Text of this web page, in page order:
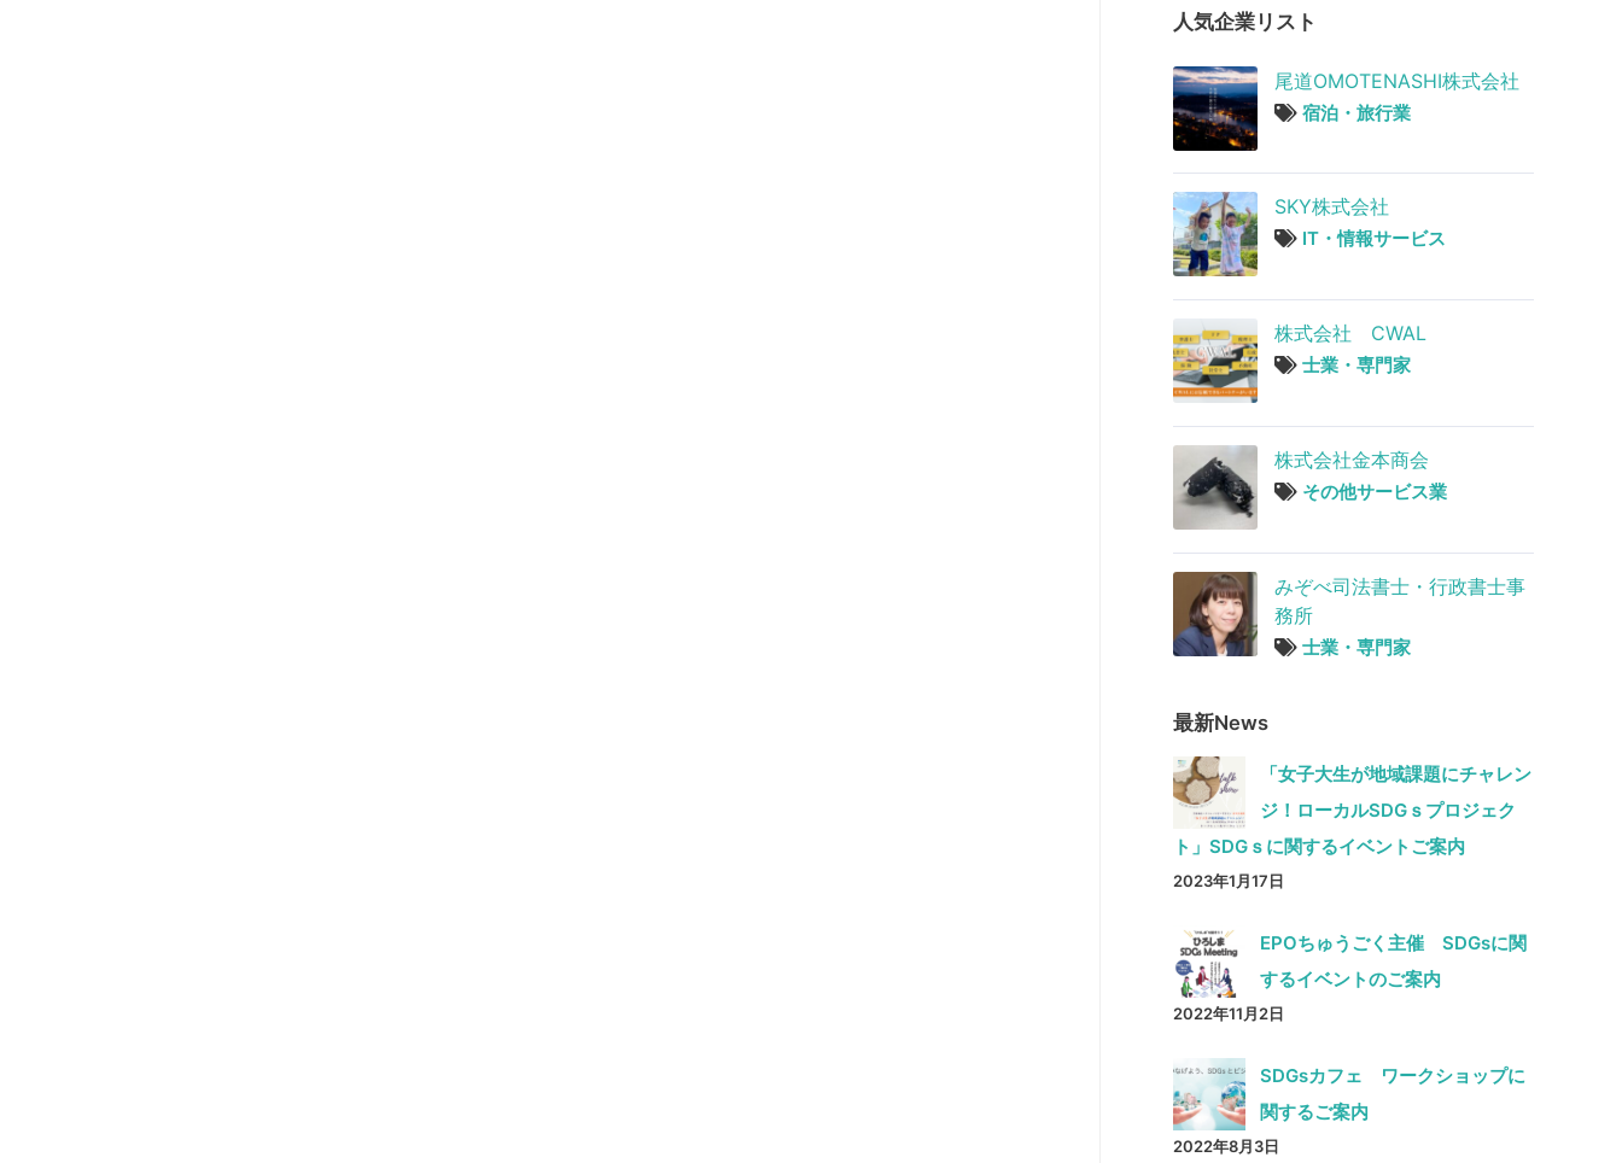
人気企業リスト
尾道OMOTENASHI株式会社
宿泊・旅行業
SKY株式会社
IT・情報サービス
株式会社 CWAL
士業・専門家
株式会社金本商会
その他サービス業
みぞべ司法書士・行政書士事
務所
士業・専門家
最新News
「女子大生が地域課題にチャレン
ジ！ローカルSDGｓプロジェク
ト」SDGｓに関するイベントご案内
2023年1月17日
EPOちゅうごく主催 SDGsに関
するイベントのご案内
2022年11月2日
SDGsカフェ ワークショップに
関するご案内
2022年8月3日